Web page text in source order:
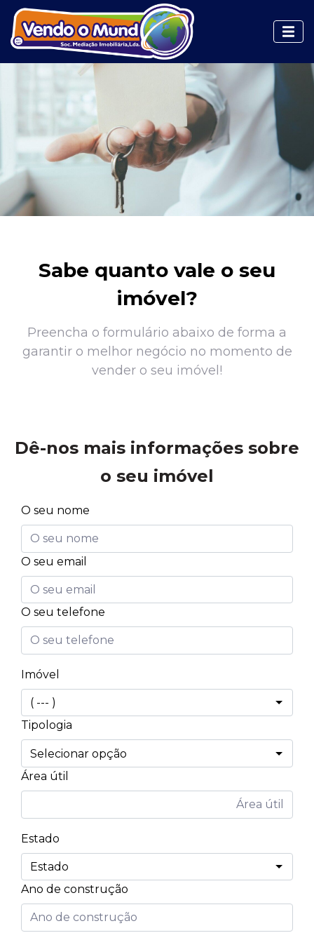
Sabe quanto vale o seu
imóvel?
Preencha o formulário abaixo de forma a
garantir o melhor negócio no momento de
vender o seu imóvel!
Dê-nos mais informações sobre
o seu imóvel
O seu nome
O seu email
O seu telefone
Imóvel
Tipologia
Área útil
Estado
Ano de construção